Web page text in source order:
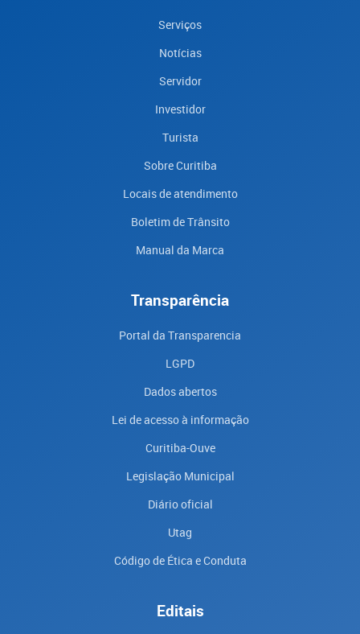
Serviços
Notícias
Servidor
Investidor
Turista
Sobre Curitiba
Locais de atendimento
Boletim de Trânsito
Manual da Marca
Transparência
Portal da Transparencia
LGPD
Dados abertos
Lei de acesso à informação
Curitiba-Ouve
Legislação Municipal
Diário oficial
Utag
Código de Ética e Conduta
Editais